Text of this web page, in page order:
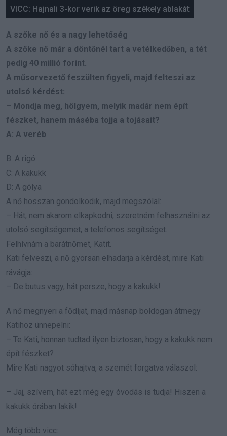
VICC: Hajnali 3-kor verik az öreg székely ablakát
A szőke nő és a nagy lehetőség
A szőke nő már a döntőnél tart a vetélkedőben, a tét
pedig 40 millió forint.
A műsorvezető feszülten figyeli, majd felteszi az
utolsó kérdést:
– Mondja meg, hölgyem, melyik madár nem épít
fészket, hanem máséba tojja a tojásait?
A: A veréb
B: A rigó
C: A kakukk
D: A gólya
A nő hosszan gondolkodik, majd megszólal:
– Hát, nem akarom elkapkodni, szeretném felhasználni az
utolsó segítségemet, a telefonos segítséget.
Felhívnám a barátnőmet, Katit.
Kati felveszi, a nő gyorsan elhadarja a kérdést, mire Kati
rávágja:
– De butus vagy, hát persze, hogy a kakukk!
A nő megnyeri a fődíjat, majd másnap boldogan átmegy
Katihoz ünnepelni:
– Te Kati, honnan tudtad ilyen biztosan, hogy a kakukk nem
épít fészket?
Mire Kati nagyot sóhajtva, a szemét forgatva válaszol:
– Jaj, szívem, hát ezt még egy óvodás is tudja! Hiszen a
kakukk órában lakik!
Még több vicc: